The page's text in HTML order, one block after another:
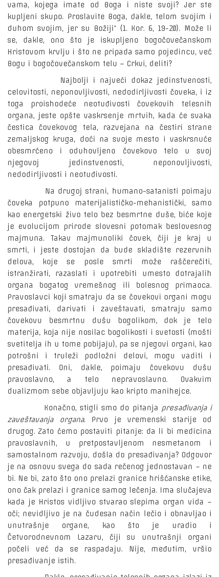
vama, kojega imate od Boga i niste svoji? Jer ste
kupljeni skupo. Proslavite Boga, dakle, telom svojim i
duhom svojim, jer su Božiji“ (1. Kor. 6, 19-20). Može li
se, dakle, ono što je iskupljeno bogočovečanskom
Hristovom krvlju i što ne pripada samo pojedincu, već
Bogu i bogočovečanskom telu – Crkvi, deliti?
Najbolji i najveći dokaz jedinstvenosti,
celovitosti, neponovljivosti, nedodirljivosti čoveka, i iz
toga proishodeće neotuđivosti čovekovih telesnih
organa, jeste opšte vaskrsenje mrtvih, kada će svaka
čestica čovekovog tela, razvejana na čestiri strane
zemaljskog kruga, doći na svoje mesto i vaskrsnuće
obesmrćeno i oduhovljeno čovekovo telo u svoj
njegovoj jedinstvenosti, neponovljivosti,
nedodirljivosti i neotuđivosti.
Na drugoj strani, humano-satanisti poimaju
čoveka potpuno materijalističko-mehanistički, samo
kao energetski živo telo bez besmrtne duše, biće koje
je evolucijom prirode slovesni potomak beslovesnog
majmuna. Takav majmunoliki čovek, čiji je kraj u
smrti, i jeste dostojan da bude skladište rezervnih
delova, koje se posle smrti može raščerečiti,
istranžirati, razaslati i upotrebiti umesto dotrajalih
organa bogatog vremešnog ili bolesnog primaoca.
Pravoslavci koji smatraju da se čovekovi organi mogu
presađivati, darivati i zaveštavati, smatraju samo
čovekovu besmrtnu dušu bogolikom, dok je telo
materija, koja nije nosilac bogolikosti i svetosti (mošti
svetitelja ih u tome pobijaju), pa se njegovi organi, kao
potrošni i truleži podložni delovi, mogu vaditi i
presađivati. Oni, dakle, poimaju čovekovu dušu
pravoslavno, a telo nepravoslavno. Ovakvim
dualizmom sebe objavljuju kao kripto manihejce.
Konačno, stigli smo do pitanja presađivanja i
zaveštavanja organa. Prvo je vremenski starije od
drugog. Zato ćemo postaviti pitanje: da li bi medicina
pravoslavnih, u pretpostavljenom nesmetanom i
samostalnom razvoju, došla do presađivanja? Odgovor
je na osnovu svega do sada rečenog jednostavan – ne
bi. Ne bi, zato što ono prelazi granice hrišćanske etike,
ono čak prelazi i granice samog lečenja. Ima slučajeva
kada je Hristos vidljivo stvarao slepima organ vida –
oči; nevidljivo je na čudesan način lečio i obnavljao i
unutrašnje organe, kao što je uradio i
Četvorodnevnom Lazaru, čiji su unutrašnji organi
počeli već da se raspadaju. Nije, međutim, vršio
presađivanje istih.